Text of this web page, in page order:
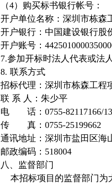
（4）购买标书银行帐号：
开户单位名称：深圳市栋森
开户银行：中国建设银行股
开户账号：
7.参加开标时法人代表或法
8. 联系方式
招标代理：深圳市栋森工程
联 系 人：朱少平
电 话：0755-82117166/
传 真：0755-25199662
通讯地址：深圳市盐田区海
邮政编码：518004
八、监督部门
本招标项目的监督部门为